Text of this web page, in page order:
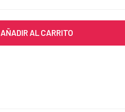
AÑADIR AL CARRITO